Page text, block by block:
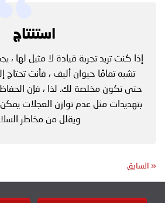
استنتاج
إذا كنت تريد تجربة قيادة لا مثيل لها ،
تشبه تمامًا حيوان أليف ، فأنت تحتاج
حتى تكون مخلصة لك. لذا ، فإن
بتهديدات مثل عدم توازن العجلات يمكن
ويقلل من مخاطر
« السابق